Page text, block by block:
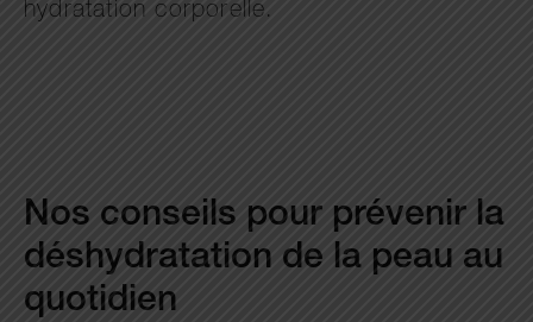
hydratation corporelle.
Nos conseils pour prévenir la
déshydratation de la peau au
quotidien